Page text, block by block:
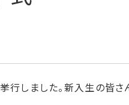
行しました。新入生の皆